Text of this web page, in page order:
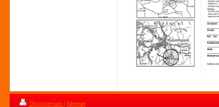
Druckversion | Sitemap